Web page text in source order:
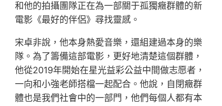
和他的拍攝團隊正在為一部關于孤獨癥群體的新
電影《最好的伴侶》尋找靈感。
宋卓非說，他本身熱愛音樂，還組建過本身的樂
隊。為了籌備這部電影，更好地清楚這個群體，
他從2019年開始在星光益彩公益中間做志愿者，
一向和小強老師搭檔一起配合。他說，自閉癥群
體也是我們社會中的一部門，他們每個人都有本